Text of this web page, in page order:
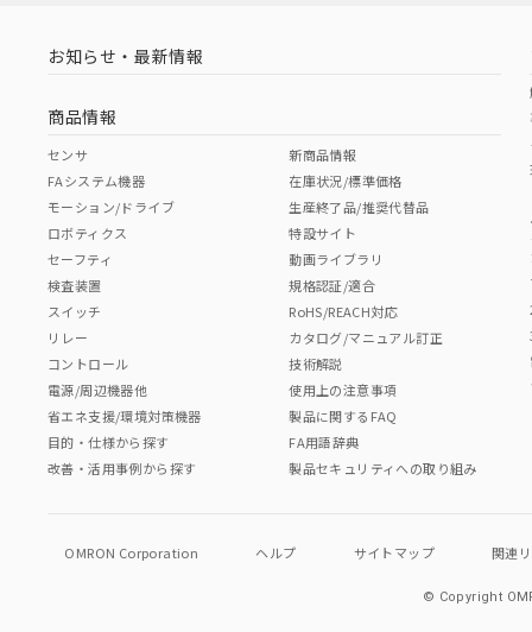
お知らせ・最新情報
商品情報
センサ
FAシステム機器
モーション/ドライブ
ロボティクス
セーフティ
検査装置
スイッチ
リレー
コントロール
電源/周辺機器他
省エネ支援/環境対策機器
目的・仕様から探す
改善・活用事例から探す
新商品情報
在庫状況/標準価格
生産終了品/推奨代替品
特設サイト
動画ライブラリ
規格認証/適合
RoHS/REACH対応
カタログ/マニュアル訂正
技術解説
使用上の注意事項
製品に関するFAQ
FA用語辞典
製品セキュリティへの取り組み
OMRON Corporation ヘルプ サイトマップ 関連
© Copyright